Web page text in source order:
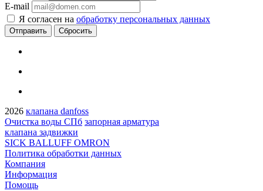
E-mail
Я согласен на обработку персональных данных
Сбросить
2026 клапана danfoss
Очистка воды СПб запорная арматура
клапана задвижки
SICK BALLUFF OMRON
Политика обработки данных
Компания
Информация
Помощь